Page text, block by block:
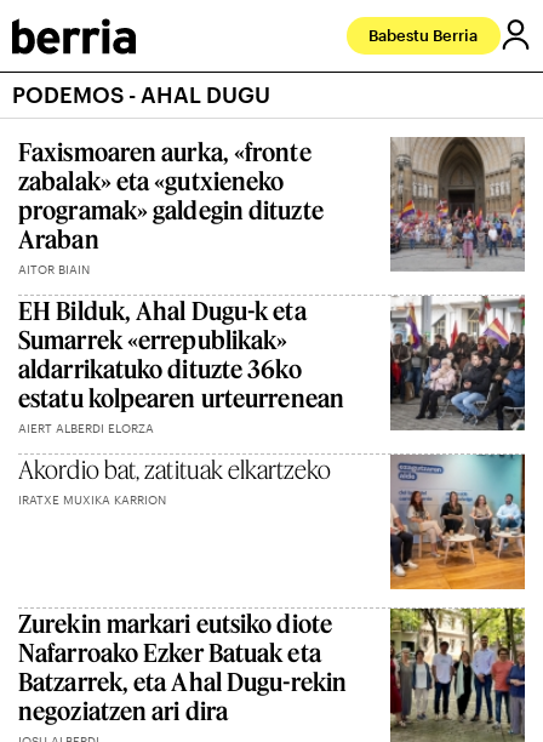
Babestu Berria
PODEMOS - AHAL DUGU
Faxismoaren aurka, «fronte
zabalak» eta «gutxieneko
programak» galdegin dituzte
Araban
AITOR BIAIN
EH Bilduk, Ahal Dugu-k eta
Sumarrek «errepublikak»
aldarrikatuko dituzte 36ko
estatu kolpearen urteurrenean
AIERT ALBERDI ELORZA
Akordio bat, zatituak elkartzeko
IRATXE MUXIKA KARRION
Zurekin markari eutsiko diote
Nafarroako Ezker Batuak eta
Batzarrek, eta Ahal Dugu-rekin
negoziatzen ari dira